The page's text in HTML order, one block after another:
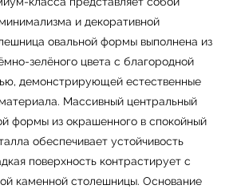
и декоративной
овальной формы выполнена из
зелёного цвета с благородной
демонстрирующей естественные
Массивный центральный
формы из окрашенного в спокойный
обеспечивает устойчивость
поверхность контрастирует с
каменной столешницы. Основание